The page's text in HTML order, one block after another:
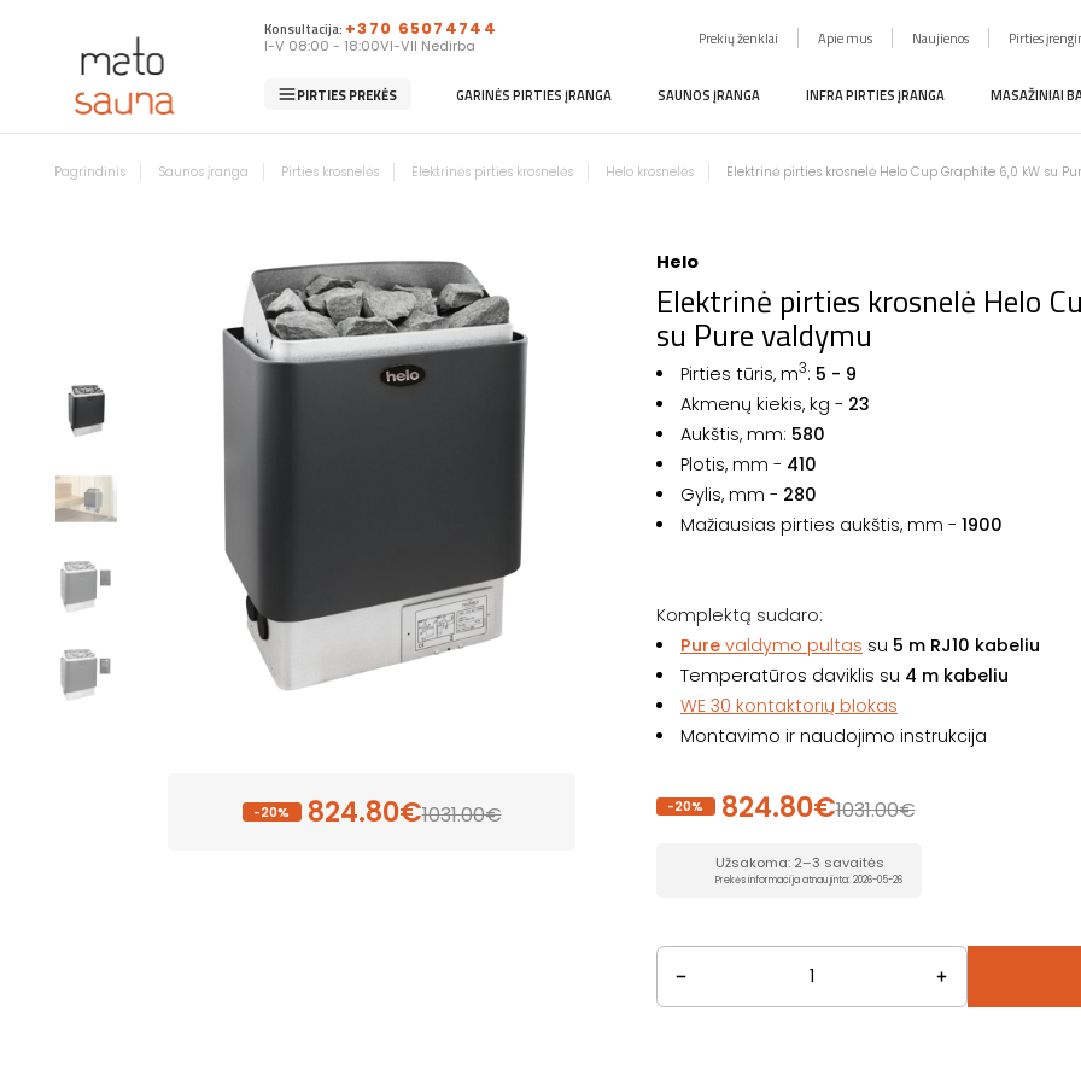
Konsultacija: +370 65074744
I-V 08:00 - 18:00VI-VII Nedirba Prekių ženklai Apie mus Naujienos Pirties
PIRTIES PREKĖS GARINĖS PIRTIES ĮRANGA SAUNOS ĮRANGA INFRA PIRTIES ĮRANGA MASAŽINIAI
Pagrindinis Saunos įranga Pirties krosnelės Elektrinės pirties krosnelės Helo krosnelės Elektrinė pirties krosnelė Helo Cup Graphite 6,0 kW su
-20% 824.80€1031.00€
Helo
Elektrinė pirties krosnelė Helo
su Pure valdymu
Pirties tūris, m3: 5 - 9
Akmenų kiekis, kg - 23
Aukštis, mm: 580
Plotis, mm - 410
Gylis, mm - 280
Mažiausias pirties aukštis, mm - 1900
Komplektą sudaro:
Purevaldymo pultas su 5 m RJ10 kabeliu
Temperatūros daviklis su 4 m kabeliu
WE 30 kontaktorių blokas
Montavimo ir naudojimo instrukcija
-20% 824.80€1031.00€
Užsakoma: 2–3 savaitės
Prekės informacija atnaujinta: 2026-05-26